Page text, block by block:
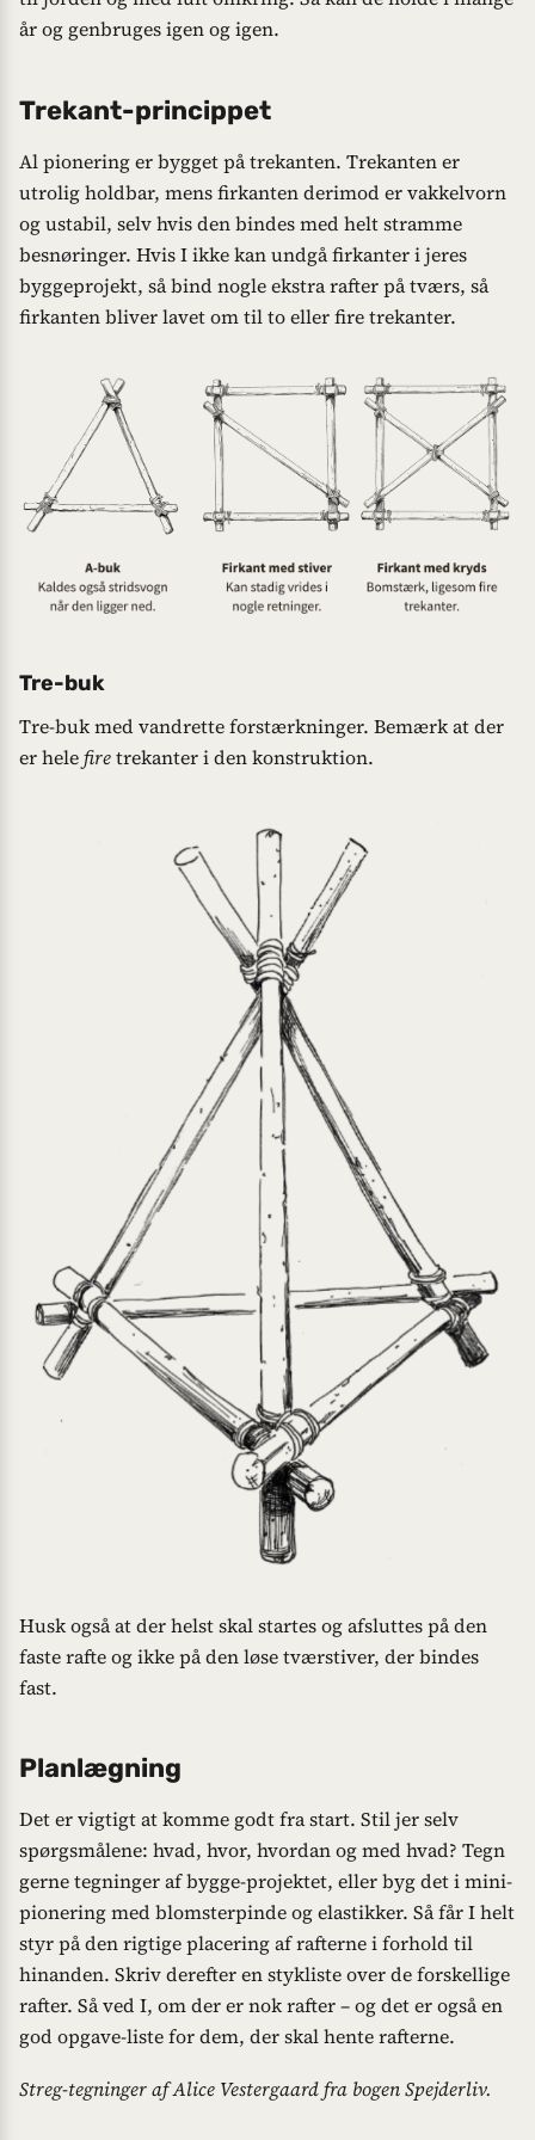
år og genbruges igen og igen.
Trekant-princippet
Al pionering er bygget på trekanten. Trekanten er
utrolig holdbar, mens firkanten derimod er vakkelvorn
og ustabil, selv hvis den bindes med helt stramme
besnøringer. Hvis I ikke kan undgå firkanter i jeres
byggeprojekt, så bind nogle ekstra rafter på tværs, så
firkanten bliver lavet om til to eller fire trekanter.
Tre-buk
Tre-buk med vandrette forstærkninger. Bemærk at der
er helefiretrekanter i den konstruktion.
Husk også at der helst skal startes og afsluttes på den
faste rafte og ikke på den løse tværstiver, der bindes
fast.
Planlægning
Det er vigtigt at komme godt fra start. Stil jer selv
spørgsmålene: hvad, hvor, hvordan og med hvad? Tegn
gerne tegninger af bygge-projektet, eller byg det i mini-
pionering med blomsterpinde og elastikker. Så får I helt
styr på den rigtige placering af rafterne i forhold til
hinanden. Skriv derefter en stykliste over de forskellige
rafter. Så ved I, om der er nok rafter – og det er også en
god opgave-liste for dem, der skal hente rafterne.
Streg-tegninger af Alice Vestergaard fra bogen Spejderliv.